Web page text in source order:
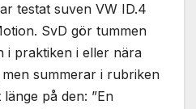
testat suven VW ID.4
SvD gör tummen
i praktiken i eller nära
summerar i rubriken
på den: ”En